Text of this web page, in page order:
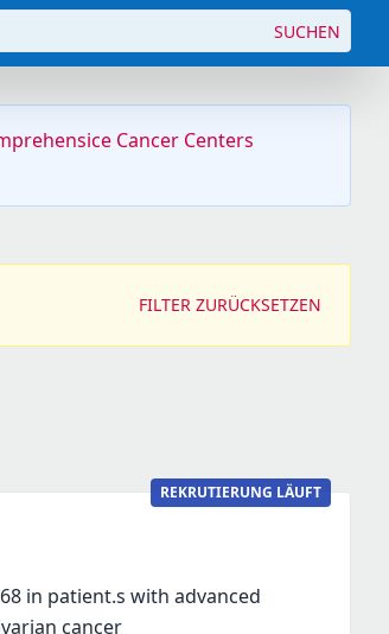
Cancer Centers
SUCHEN
FILTER ZURÜCKSETZEN
REKRUTIERUNG LÄUFT
in patient.s with advanced
cancer